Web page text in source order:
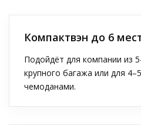
Компактвэн до 6
Подойдёт для компании из
крупного багажа или для
чемоданами.